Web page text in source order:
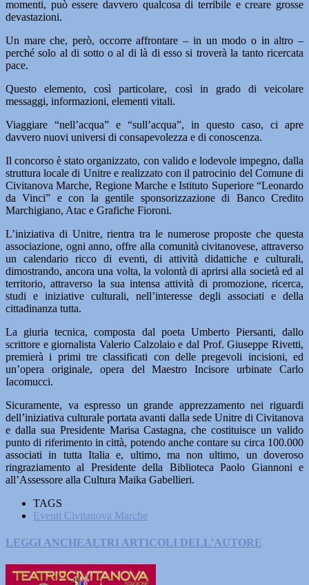
momenti, può essere davvero qualcosa di terribile e creare grosse
devastazioni.
Un mare che, però, occorre affrontare – in un modo o in altro –
perché solo al di sotto o al di là di esso si troverà la tanto ricercata
pace.
Questo elemento, così particolare, così in grado di veicolare
messaggi, informazioni, elementi vitali.
Viaggiare “nell’acqua” e “sull’acqua”, in questo caso, ci apre
davvero nuovi universi di consapevolezza e di conoscenza.
Il concorso è stato organizzato, con valido e lodevole impegno, dalla
struttura locale di Unitre e realizzato con il patrocinio del Comune di
Civitanova Marche, Regione Marche e Istituto Superiore “Leonardo
da Vinci” e con la gentile sponsorizzazione di Banco Credito
Marchigiano, Atac e Grafiche Fioroni.
L’iniziativa di Unitre, rientra tra le numerose proposte che questa
associazione, ogni anno, offre alla comunità civitanovese, attraverso
un calendario ricco di eventi, di attività didattiche e culturali,
dimostrando, ancora una volta, la volontà di aprirsi alla società ed al
territorio, attraverso la sua intensa attività di promozione, ricerca,
studi e iniziative culturali, nell’interesse degli associati e della
cittadinanza tutta.
La giuria tecnica, composta dal poeta Umberto Piersanti, dallo
scrittore e giornalista Valerio Calzolaio e dal Prof. Giuseppe Rivetti,
premierà i primi tre classificati con delle pregevoli incisioni, ed
un’opera originale, opera del Maestro Incisore urbinate Carlo
Iacomucci.
Sicuramente, va espresso un grande apprezzamento nei riguardi
dell’iniziativa culturale portata avanti dalla sede Unitre di Civitanova
e dalla sua Presidente Marisa Castagna, che costituisce un valido
punto di riferimento in città, potendo anche contare su circa 100.000
associati in tutta Italia e, ultimo, ma non ultimo, un doveroso
ringraziamento al Presidente della Biblioteca Paolo Giannoni e
all’Assessore alla Cultura Maika Gabellieri.
TAGS
Eventi Civitanova Marche
LEGGI ANCHEALTRI ARTICOLI DELL'AUTORE